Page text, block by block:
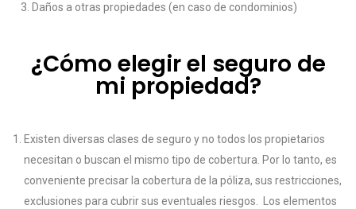
Daños a otras propiedades (en caso de condominios)
¿Cómo elegir el seguro de
mi propiedad?
Existen diversas clases de seguro y no todos los propietarios
necesitan o buscan el mismo tipo de cobertura. Por lo tanto, es
conveniente precisar la cobertura de la póliza, sus restricciones,
exclusiones para cubrir sus eventuales riesgos. Los elementos